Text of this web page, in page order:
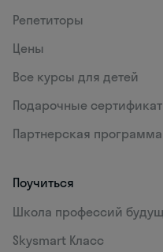
Репетиторы
Цены
Все курсы для детей
Подарочные
Партнерская программа
Поучиться
Школа профессий
Skysmart Класс